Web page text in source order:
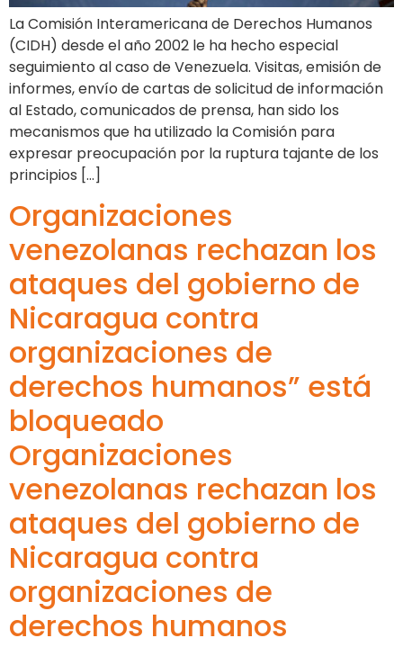
La Comisión Interamericana de Derechos Humanos
(CIDH) desde el año 2002 le ha hecho especial
seguimiento al caso de Venezuela. Visitas, emisión de
informes, envío de cartas de solicitud de información
al Estado, comunicados de prensa, han sido los
mecanismos que ha utilizado la Comisión para
expresar preocupación por la ruptura tajante de los
principios […]
Organizaciones
venezolanas rechazan los
ataques del gobierno de
Nicaragua contra
organizaciones de
derechos humanos” está
bloqueado
Organizaciones
venezolanas rechazan los
ataques del gobierno de
Nicaragua contra
organizaciones de
derechos humanos